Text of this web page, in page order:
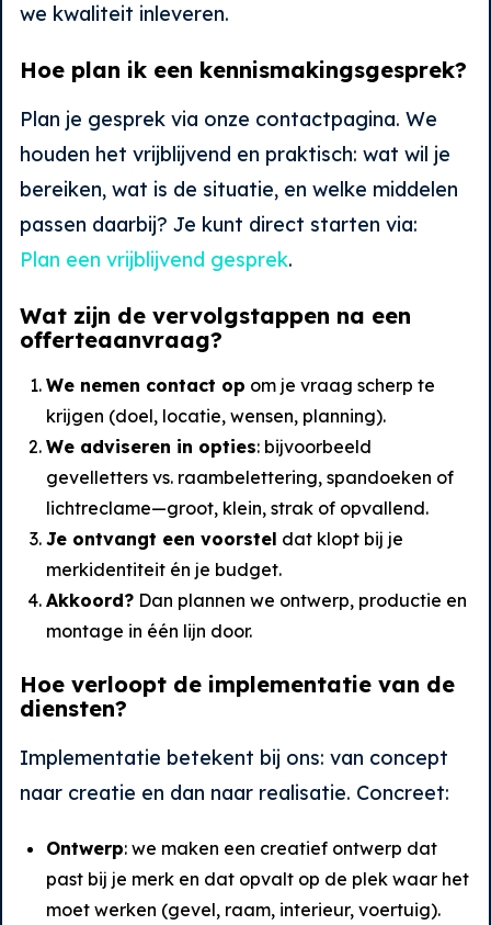
we kwaliteit inleveren.
Hoe plan ik een kennismakingsgesprek?
Plan je gesprek via onze contactpagina. We
houden het vrijblijvend en praktisch: wat wil je
bereiken, wat is de situatie, en welke middelen
passen daarbij? Je kunt direct starten via:
Plan een vrijblijvend gesprek.
Wat zijn de vervolgstappen na een
offerteaanvraag?
We nemen contact op om je vraag scherp te
krijgen (doel, locatie, wensen, planning).
We adviseren in opties: bijvoorbeeld
gevelletters vs. raambelettering, spandoeken of
lichtreclame—groot, klein, strak of opvallend.
Je ontvangt een voorstel dat klopt bij je
merkidentiteit én je budget.
Akkoord? Dan plannen we ontwerp, productie en
montage in één lijn door.
Hoe verloopt de implementatie van de
diensten?
Implementatie betekent bij ons: van concept
naar creatie en dan naar realisatie. Concreet:
Ontwerp: we maken een creatief ontwerp dat
past bij je merk en dat opvalt op de plek waar het
moet werken (gevel, raam, interieur, voertuig).